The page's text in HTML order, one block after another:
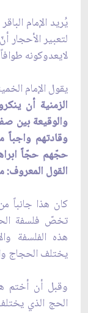
يُريد الإمام
لتعبير الأحجار
لايعدوكونه
يقول الإمام
الزمنية أن
والوقيعة بين
وقادتهم واجباً
حجّهم حجّاً
القول
كان هذا جانباً
تخصّ فلسفة
هذه الفلسفة
يختلف الحجاج
وقبل أن أختم
الحج الذي